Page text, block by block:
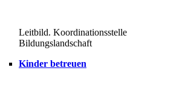
Leitbild. Koordinationsstelle
Bildungslandschaft
Kinder betreuen